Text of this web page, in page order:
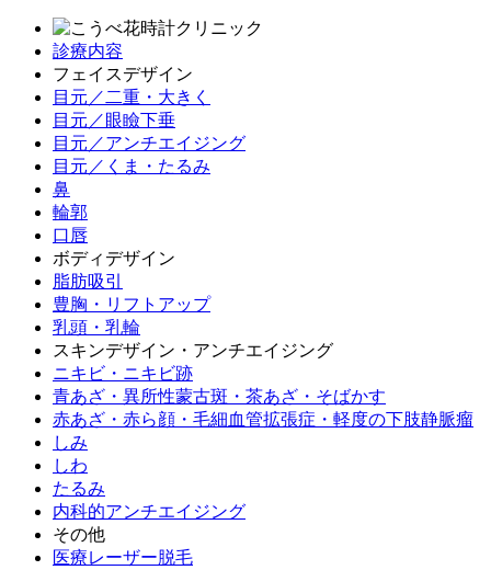
診療内容
フェイスデザイン
目元／二重・大きく
目元／眼瞼下垂
目元／アンチエイジング
目元／くま・たるみ
鼻
輪郭
口唇
ボディデザイン
脂肪吸引
豊胸・リフトアップ
乳頭・乳輪
スキンデザイン・アンチエイジング
ニキビ・ニキビ跡
青あざ・異所性蒙古斑・茶あざ・そばかす
赤あざ・赤ら顔・毛細血管拡張症・軽度の下肢静脈瘤
しみ
しわ
たるみ
内科的アンチエイジング
その他
医療レーザー脱毛